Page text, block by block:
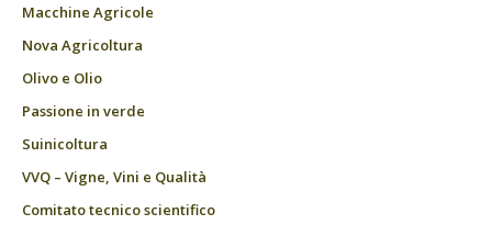
Macchine Agricole
Nova Agricoltura
Olivo e Olio
Passione in verde
Suinicoltura
VVQ – Vigne, Vini e Qualità
Comitato tecnico scientifico